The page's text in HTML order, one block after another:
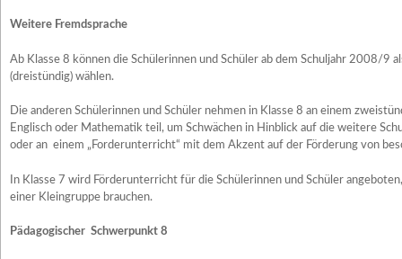
Weitere Fremdsprache
Ab Klasse 8 können die Schülerinnen und Schüler ab dem Schuljahr 2008/9
(dreistündig) wählen.
Die anderen Schülerinnen und Schüler nehmen in Klasse 8 an einem
Englisch oder Mathematik teil, um Schwächen in Hinblick auf die weitere
oder an einem „Forderunterricht“ mit dem Akzent auf der Förderung von
In Klasse 7 wird Förderunterricht für die Schülerinnen und Schüler
einer Kleingruppe brauchen.
Pädagogischer Schwerpunkt 8